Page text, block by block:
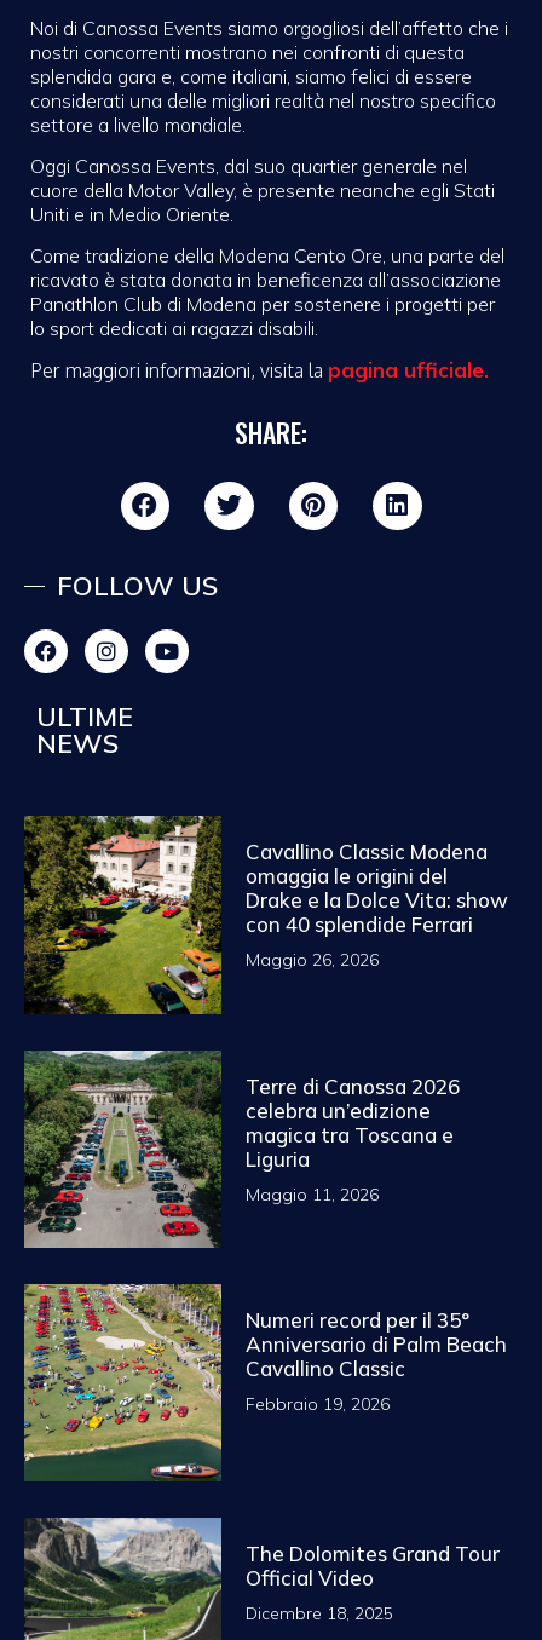
Noi di Canossa Events siamo orgogliosi dell’affetto che i
nostri concorrenti mostrano nei confronti di questa
splendida gara e, come italiani, siamo felici di essere
considerati una delle migliori realtà nel nostro specifico
settore a livello mondiale.
Oggi Canossa Events, dal suo quartier generale nel
cuore della Motor Valley, è presente neanche egli Stati
Uniti e in Medio Oriente.
Come tradizione della Modena Cento Ore, una parte del
ricavato è stata donata in beneficenza all’associazione
Panathlon Club di Modena per sostenere i progetti per
lo sport dedicati ai ragazzi disabili.
Per maggiori informazioni, visita la pagina ufficiale.
SHARE:
FOLLOW US
ULTIME
NEWS
Cavallino Classic Modena
omaggia le origini del
Drake e la Dolce Vita: show
con 40 splendide Ferrari
Maggio 26, 2026
Terre di Canossa 2026
celebra un’edizione
magica tra Toscana e
Liguria
Maggio 11, 2026
Numeri record per il 35°
Anniversario di Palm Beach
Cavallino Classic
Febbraio 19, 2026
The Dolomites Grand Tour
Official Video
Dicembre 18, 2025